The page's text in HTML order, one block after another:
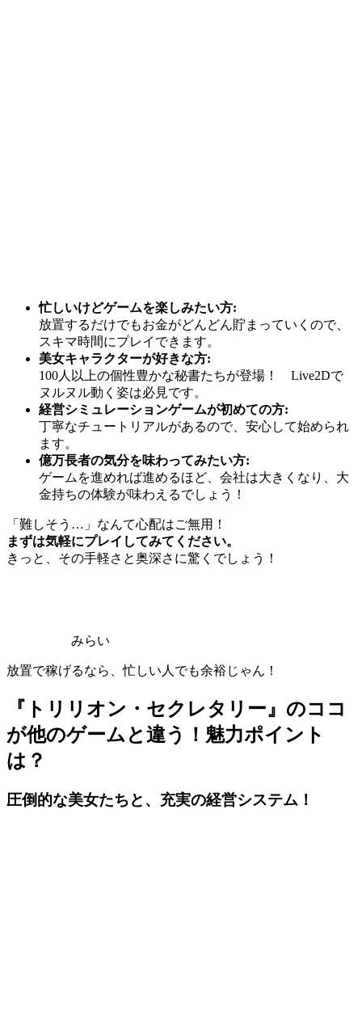
忙しいけどゲームを楽しみたい方:
放置するだけでもお金がどんどん貯まっていくので、
スキマ時間にプレイできます。
美女キャラクターが好きな方:
100人以上の個性豊かな秘書たちが登場！ Live2Dで
ヌルヌル動く姿は必見です。
経営シミュレーションゲームが初めての方:
丁寧なチュートリアルがあるので、安心して始められ
ます。
億万長者の気分を味わってみたい方:
ゲームを進めれば進めるほど、会社は大きくなり、大
金持ちの体験が味わえるでしょう！
「難しそう…」なんて心配はご無用！
まずは気軽にプレイしてみてください。
きっと、その手軽さと奥深さに驚くでしょう！
みらい
放置で稼げるなら、忙しい人でも余裕じゃん！
『トリリオン・セクレタリー』のココ
が他のゲームと違う！魅力ポイント
は？
圧倒的な美女たちと、充実の経営システム！